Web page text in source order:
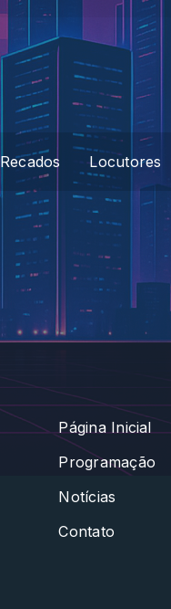
Recados Locutores
Página Inicial
Programação
Notícias
Contato